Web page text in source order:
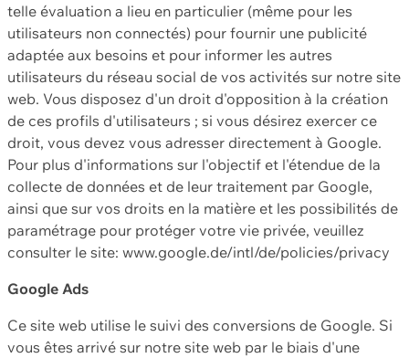
telle évaluation a lieu en particulier (même pour les
utilisateurs non connectés) pour fournir une publicité
adaptée aux besoins et pour informer les autres
utilisateurs du réseau social de vos activités sur notre site
web. Vous disposez d'un droit d'opposition à la création
de ces profils d'utilisateurs ; si vous désirez exercer ce
droit, vous devez vous adresser directement à Google.
Pour plus d'informations sur l'objectif et l'étendue de la
collecte de données et de leur traitement par Google,
ainsi que sur vos droits en la matière et les possibilités de
paramétrage pour protéger votre vie privée, veuillez
consulter le site: www.google.de/intl/de/policies/privacy
Google Ads
Ce site web utilise le suivi des conversions de Google. Si
vous êtes arrivé sur notre site web par le biais d'une